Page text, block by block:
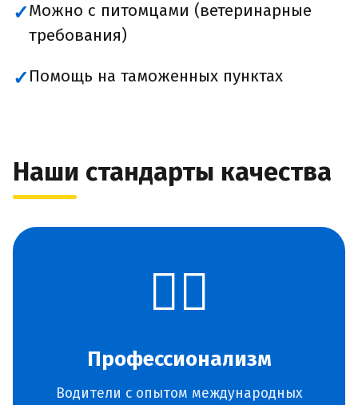
✓Можно с питомцами (ветеринарные
требования)
✓ Помощь на таможенных пунктах
Наши стандарты качества
👨‍✈️
Профессионализм
Водители с опытом международных